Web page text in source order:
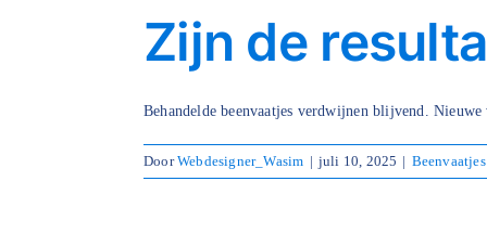
Zijn de
Behandelde beenvaatjes verdwijnen blijvend.
DoorWebdesigner_Wasim | juli 10, 2025 | Beenvaatjes